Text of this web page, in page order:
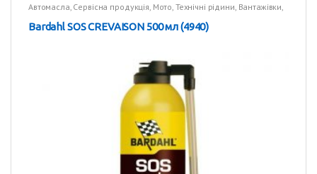
Автомасла Сервісна продукція Мото Технічні рідини Вантажівки
Технічні рідини
Bardahl SOS CREVAISON 500 мл (4940)